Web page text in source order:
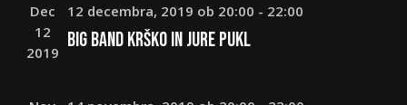
Dec
12
2019
12 decembra, 2019 ob 20:00 - 22:00
Big Band Krško in Jure Pukl